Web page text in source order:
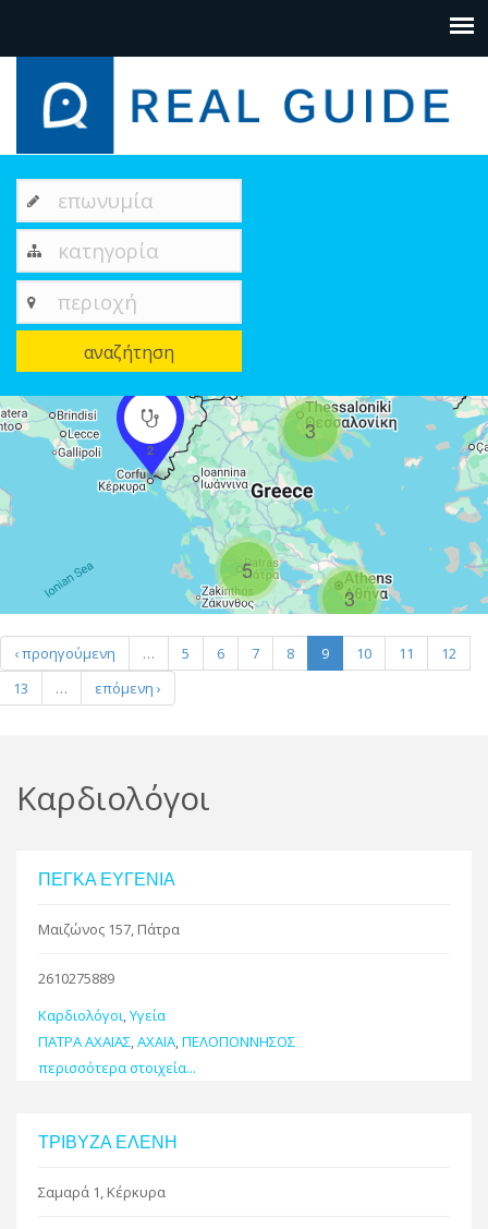
επωνυμία
κατηγορία
περιοχή
αναζήτηση
2
3
3
5
+
Leaflet| Map data © Google
‹ προηγούμενη … 5 6 7 8 9 10 11
12
13
… επόμενη ›
Καρδιολόγοι
ΠΕΓΚΑ ΕΥΓΕΝΙΑ
Μαιζώνος 157, Πάτρα
2610275889
Καρδιολόγοι,Υγεία
ΠΑΤΡΑ ΑΧΑΪΑΣ,ΑΧΑΪΑ,ΠΕΛΟΠΟΝΝΗΣΟΣ
περισσότερα στοιχεία...
ΤΡΙΒΥΖΑ ΕΛΕΝΗ
Σαμαρά 1, Κέρκυρα